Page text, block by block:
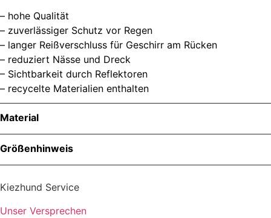
– hohe Qualität
– zuverlässiger Schutz vor Regen
– langer Reißverschluss für Geschirr am Rücken
– reduziert Nässe und Dreck
– Sichtbarkeit durch Reflektoren
– recycelte Materialien enthalten
Material
Größenhinweis
4
Kiezhund Service
Unser Versprechen